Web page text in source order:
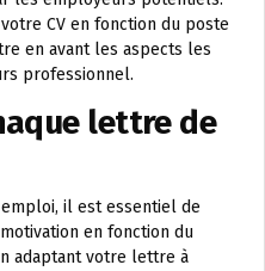
CV en fonction du poste
en avant les aspects les
professionnel.
lettre de
il est essentiel de
en fonction du
adaptant votre lettre à